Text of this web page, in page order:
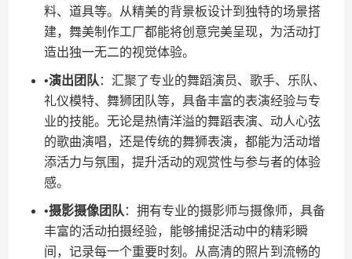
料、道具等。从精美的背景板设计到独特的场景搭
建，舞美制作工厂都能将创意完美呈现，为活动打
造出独一无二的视觉体验。
•​​演出团队​ ​：汇聚了专业的舞蹈演员、歌手、乐队、
礼仪模特、舞狮团队等，具备丰富的表演经验与专
业的技能。无论是热情洋溢的舞蹈表演、动人心弦
的歌曲演唱，还是传统的舞狮表演，都能为活动增
添活力与氛围，提升活动的观赏性与参与者的体验
感。
•​​摄影摄像团队​ ​：拥有专业的摄影师与摄像师，具备
丰富的活动拍摄经验，能够捕捉活动中的精彩瞬
间，记录每一个重要时刻。从高清的照片到流畅的